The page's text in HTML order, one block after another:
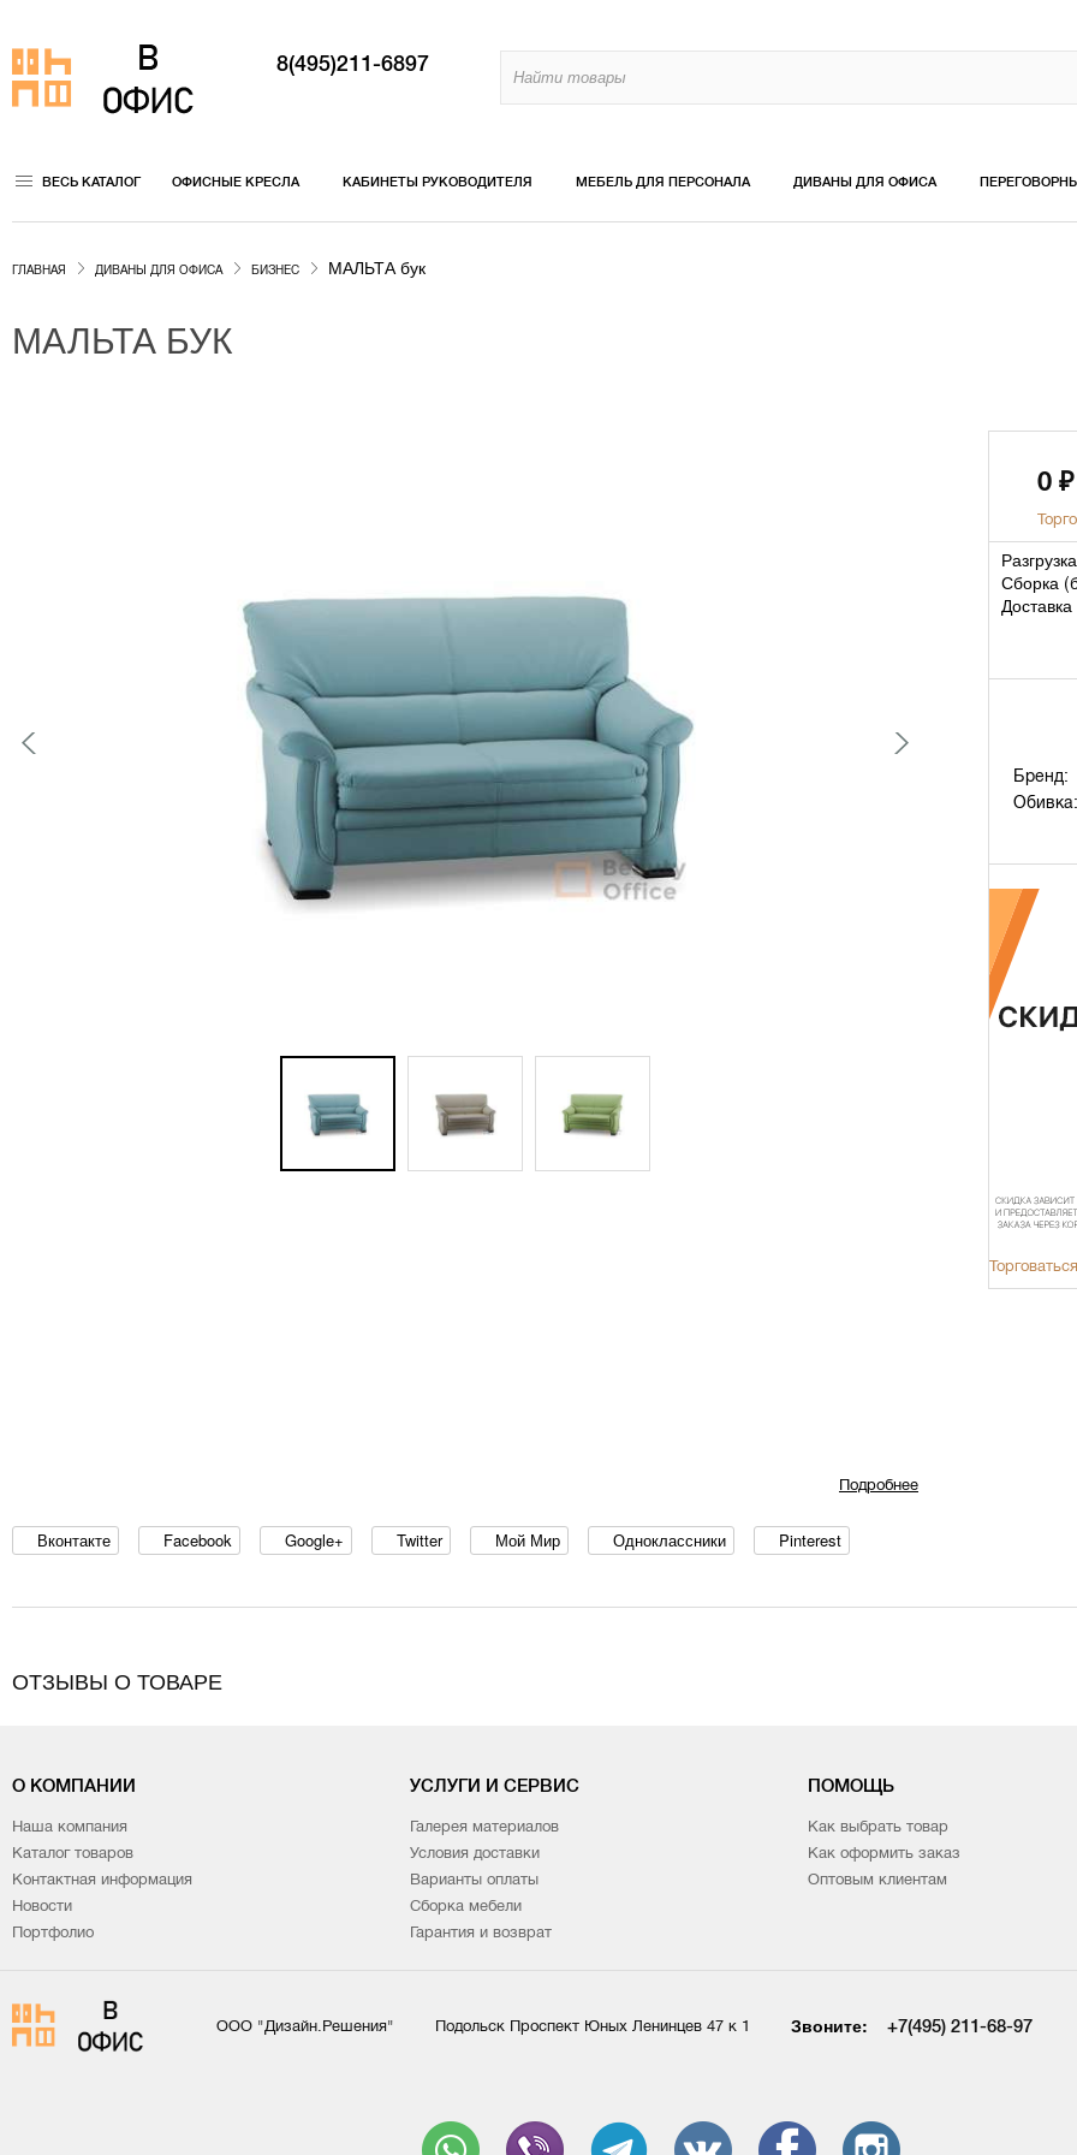
8(495)211-6897
ВЕСЬ КАТАЛОГ ОФИСНЫЕ КРЕСЛА КАБИНЕТЫ РУКОВОДИТЕЛЯ МЕБЕЛЬ ДЛЯ ПЕРСОНАЛА ДИВАНЫ ДЛЯ ОФИСА
ГЛАВНАЯ ДИВАНЫ ДЛЯ ОФИСА БИЗНЕС МАЛЬТА бук
МАЛЬТА БУК
0 ₽
Сборка (
Доставка
Бренд:
Обивка:
Подробнее
Вконтакте Facebook Google+ Twitter Мой Мир Одноклассники Pinterest
ОТЗЫВЫ О ТОВАРЕ
О КОМПАНИИ
Наша компания
Каталог товаров
Контактная информация
Новости
Портфолио
УСЛУГИ И СЕРВИС
Галерея материалов
Условия доставки
Варианты оплаты
Сборка мебели
Гарантия и возврат
ПОМОЩЬ
Как выбрать товар
Как оформить заказ
Оптовым клиентам
ООО "Дизайн.Решения" Подольск Проспект Юных Ленинцев 47 к 1 Звоните: +7(495) 211-68-97